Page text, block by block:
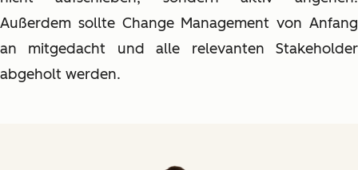
Außerdem sollte Change Management von Anfang
an mitgedacht und alle relevanten Stakeholder
abgeholt werden.